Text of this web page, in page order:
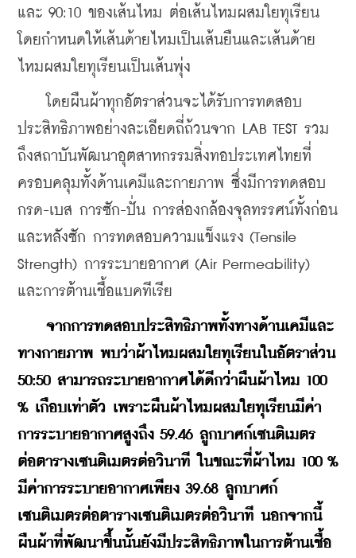
และ 90:10 ของเส้นไหม ต่อเส้นไหมผสมใยทุเรียน
โดยกำหนดให้เส้นด้ายไหมเป็นเส้นยืนและเส้นด้าย
ไหมผสมใยทุเรียนเป็นเส้นพุ่ง
โดยผืนผ้าทุกอัตราส่วนจะได้รับการทดสอบ
ประสิทธิภาพอย่างละเอียดถี่ถ้วนจาก LAB TEST รวม
ถึงสถาบันพัฒนาอุตสาหกรรมสิ่งทอประเทศไทยที่
ครอบคลุมทั้งด้านเคมีและกายภาพ ซึ่งมีการทดสอบ
กรด-เบส การซัก-ปั่น การส่องกล้องจุลทรรศน์ทั้งก่อน
และหลังซัก การทดสอบความแข็งแรง (Tensile
Strength) การระบายอากาศ (Air Permeability)
และการต้านเชื้อแบคทีเรีย
จากการทดสอบประสิทธิภาพทั้งทางด้านเคมีและ
ทางกายภาพ พบว่าผ้าไหมผสมใยทุเรียนในอัตราส่วน
50:50 สามารถระบายอากาศได้ดีกว่าผืนผ้าไหม 100
% เกือบเท่าตัว เพราะผืนผ้าไหมผสมใยทุเรียนมีค่า
การระบายอากาศสูงถึง 59.46 ลูกบาศก์เซนติเมตร
ต่อตารางเซนติเมตรต่อวินาที ในขณะที่ผ้าไหม 100 %
มีค่าการระบายอากาศเพียง 39.68 ลูกบาศก์
เซนติเมตรต่อตารางเซนติเมตรต่อวินาที นอกจากนี้
ผืนผ้าที่พัฒนาขึ้นนั้นยังมีประสิทธิภาพในการต้านเชื้อ